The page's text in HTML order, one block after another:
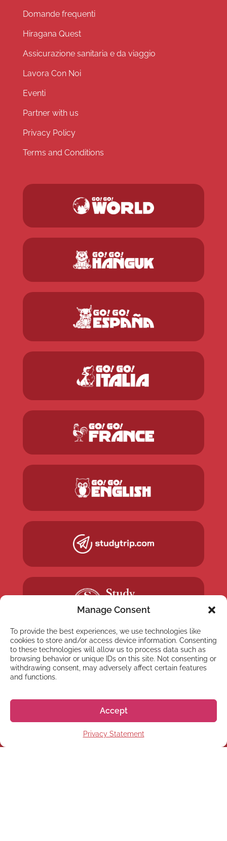
Manage Consent
To provide the best experiences, we use technologies like
cookies to store and/or access device information. Consenting
to these technologies will allow us to process data such as
browsing behavior or unique IDs on this site. Not consenting or
withdrawing consent, may adversely affect certain features
and functions.
Accept
Privacy Statement
Domande frequenti
Hiragana Quest
Assicurazione sanitaria e da viaggio
Lavora Con Noi
Eventi
Partner with us
Privacy Policy
Terms and Conditions
Registrati alla nostra
Newsletter